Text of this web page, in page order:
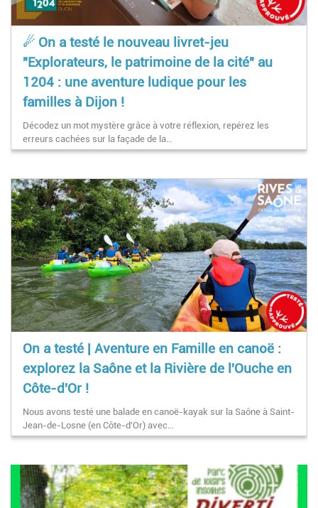
☄ On a testé le nouveau livret-jeu
"Explorateurs, le patrimoine de la cité" au
1204 : une aventure ludique pour les
familles à Dijon !
Décodez un mot mystère grâce à votre réflexion, repérez les
erreurs cachées sur la façade de la…
On a testé | Aventure en Famille en canoë :
explorez la Saône et la Rivière de l'Ouche en
Côte-d'Or !
Nous avons testé une balade en canoë-kayak sur la Saône à Saint-
Jean-de-Losne (en Côte-d'Or) avec…